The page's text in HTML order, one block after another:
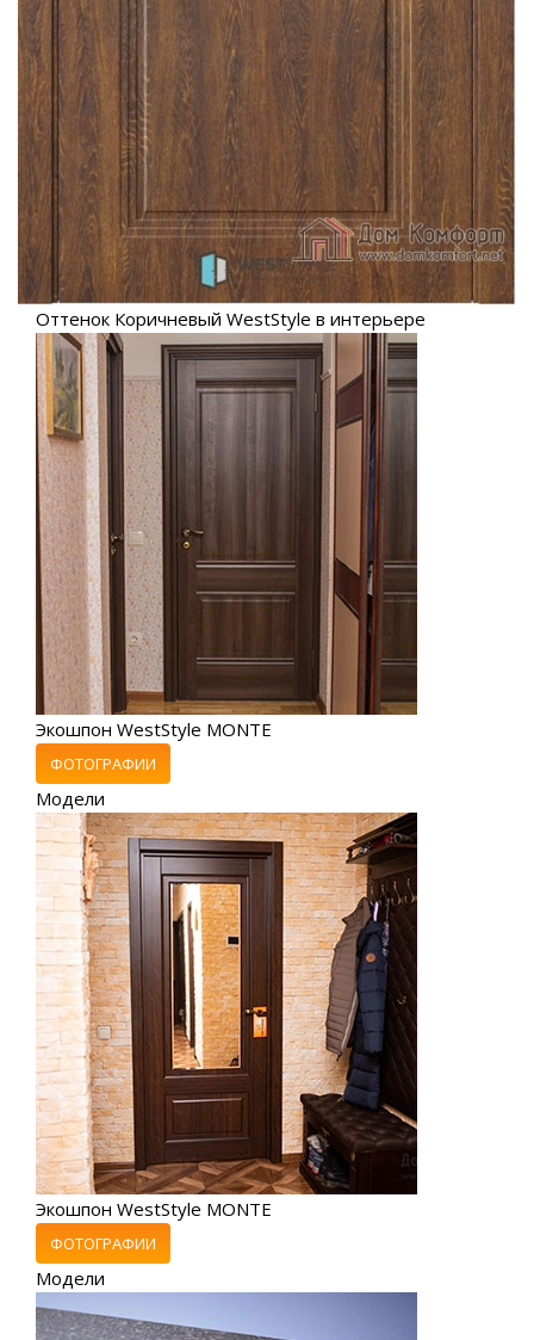
Оттенок Коричневый WestStyle в интерьере
Экошпон WestStyle MONTE
ФОТОГРАФИИ
Модели
Экошпон WestStyle MONTE
ФОТОГРАФИИ
Модели